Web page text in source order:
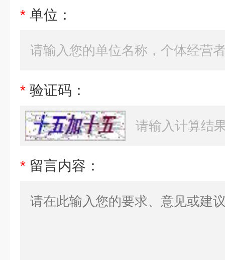
* 单位：
* 验证码：
* 留言内容：